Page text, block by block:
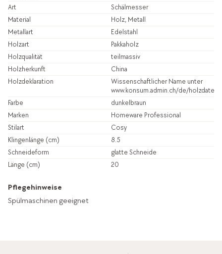
Art
Schälmesser
Material
Holz, Metall
Metallart
Edelstahl
Holzart
Pakkaholz
Holzqualität
teilmassiv
Holzherkunft
China
Holzdeklaration
Wissenschaftlicher Name unter
www.konsum.admin.ch/de/
Farbe
dunkelbraun
Marken
Homeware Professional
Stilart
Cosy
Klingenlänge (cm)
8.5
Schneideform
glatte Schneide
Länge (cm)
20
Pflegehinweise
Spülmaschinen geeignet